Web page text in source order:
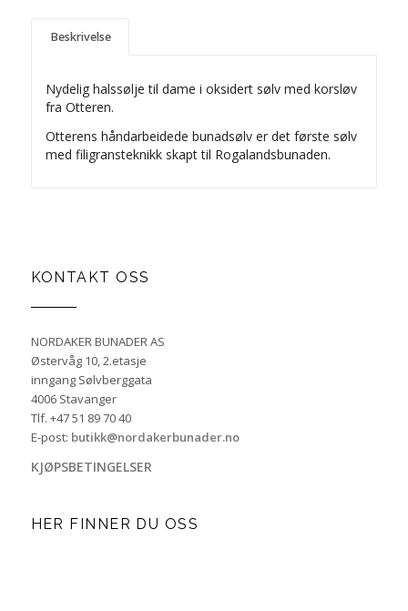
Beskrivelse
Nydelig halssølje til dame i oksidert sølv med korsløv
fra Otteren.
Otterens håndarbeidede bunadsølv er det første sølv
med filigransteknikk skapt til Rogalandsbunaden.
KONTAKT OSS
NORDAKER BUNADER AS
Østervåg 10, 2.etasje
inngang Sølvberggata
4006 Stavanger
Tlf. +47 51 89 70 40
E-post: butikk@nordakerbunader.no
KJØPSBETINGELSER
HER FINNER DU OSS